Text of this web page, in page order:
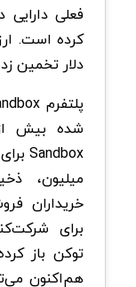
فعلی
دلار تخمین
توکن باز
هم‌اکنون